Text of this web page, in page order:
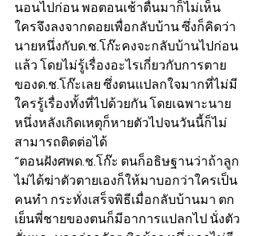
นอนไปก่อน พอตอนเช้าตื่นมาก็ไม่เห็น
ใครจึงลงจากดอยเพื่อกลับบ้าน ซึ่งก็คิดว่า
นายหนึ่งกับด.ช.โก๊ะคงจะกลับบ้านไปก่อน
แล้ว โดยไม่รู้เรื่องอะไรเกี่ยวกับการตาย
ของด.ช.โก๊ะเลย ซึ่งตนแปลกใจมากที่ไม่มี
ใครรู้เรื่องทั้งที่ไปด้วยกัน โดยเฉพาะนาย
หนึ่งหลังเกิดเหตุก็หายตัวไปจนวันนี้ก็ไม่
สามารถติดต่อได้
“ตอนฝังศพด.ช.โก๊ะ ตนก็อธิษฐานว่าถ้าลูก
ไม่ได้ฆ่าตัวตายเองก็ให้มาบอกว่าใครเป็น
คนทำ กระทั่งเสร็จพิธีเมื่อกลับบ้านมา ตก
เย็นพี่ชายของตนก็มีอาการแปลกไป นั่งตัว